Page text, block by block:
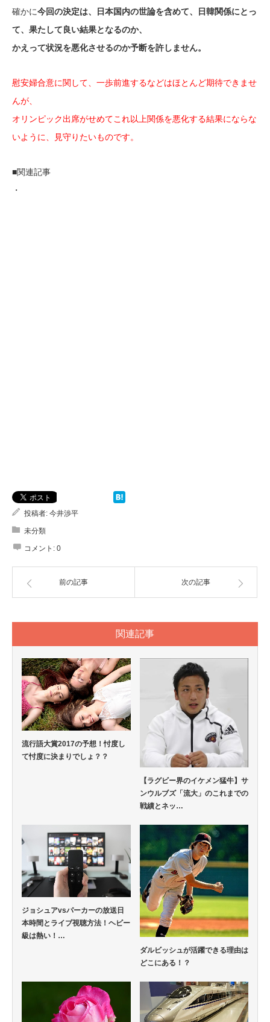
確かに今回の決定は、日本国内の世論を含めて、日韓関係にとっ
て、果たして良い結果となるのか、
かえって状況を悪化させるのか予断を許しません。
慰安婦合意に関して、一歩前進するなどはほとんど期待できませ
んが、
オリンピック出席がせめてこれ以上関係を悪化する結果にならな
いように、見守りたいものです。
■関連記事
・
投稿者: 今井渉平
未分類
コメント: 0
前の記事 次の記事
関連記事
流行語大賞2017の予想！忖度し
て忖度に決まりでしょ？？
【ラグビー界のイケメン猛牛】サ
ンウルブズ「流大」のこれまでの
戦績とネッ…
ジョシュアvsパーカーの放送日
本時間とライブ視聴方法！ヘビー
級は熱い！…
ダルビッシュが活躍できる理由は
どこにある！？